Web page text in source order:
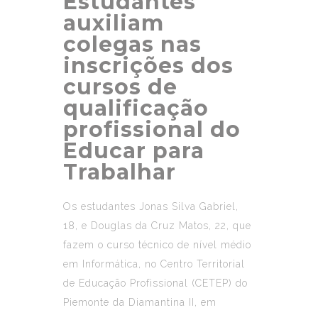
auxiliam
colegas nas
inscrições dos
cursos de
qualificação
profissional do
Educar para
Trabalhar
Os estudantes Jonas Silva Gabriel,
18, e Douglas da Cruz Matos, 22, que
fazem o curso técnico de nível médio
em Informática, no Centro Territorial
de Educação Profissional (CETEP) do
Piemonte da Diamantina II, em